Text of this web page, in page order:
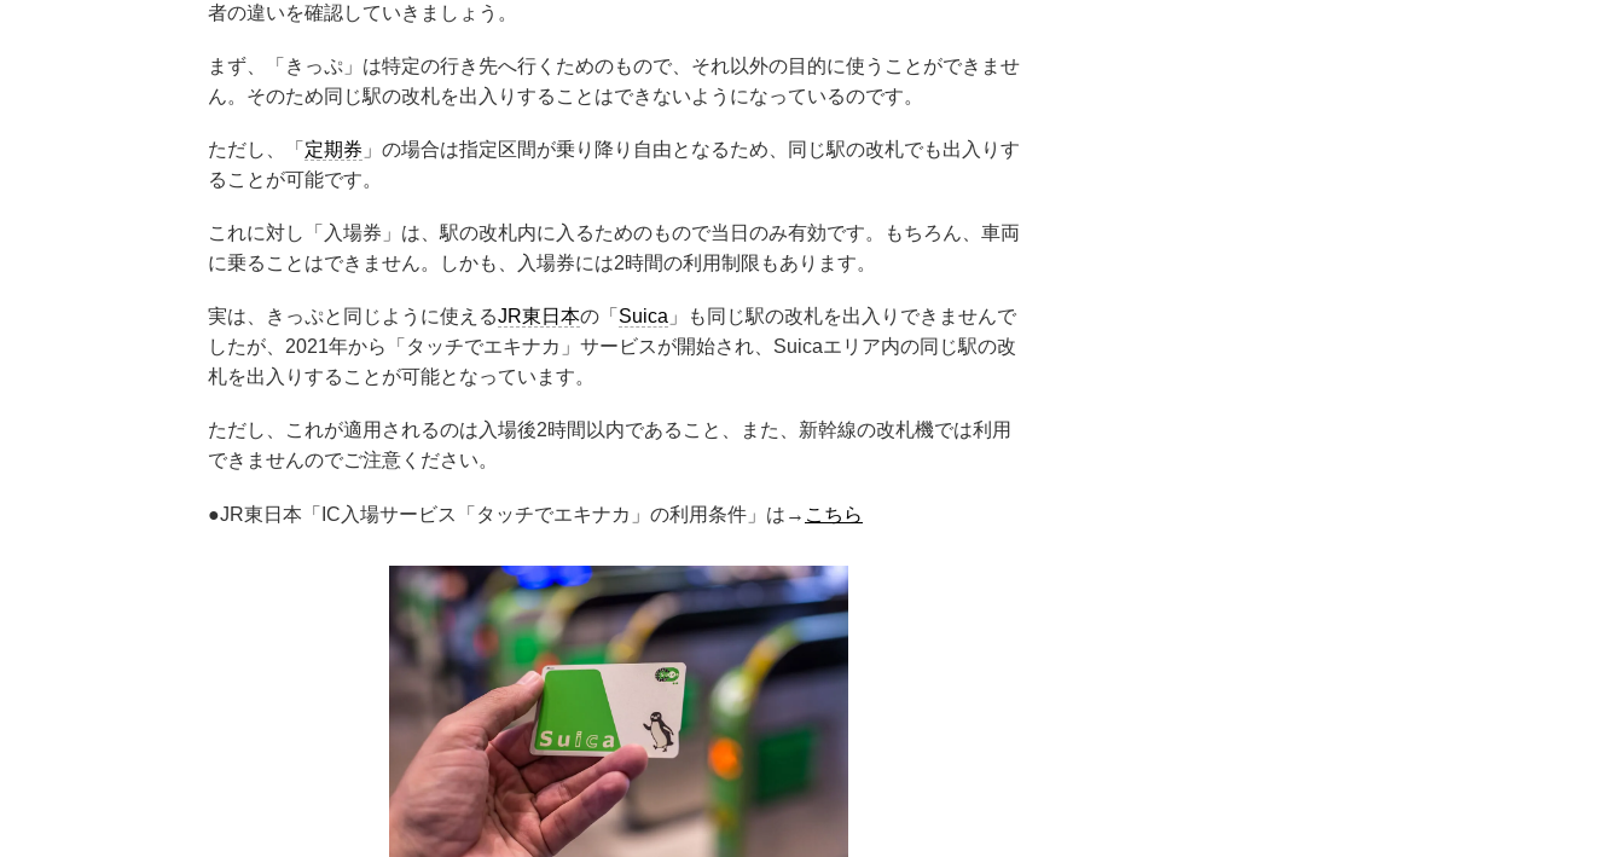
者の違いを確認していきましょう。
まず、「きっぷ」は特定の行き先へ行くためのもので、それ以外の目的に使うことができませ
ん。そのため同じ駅の改札を出入りすることはできないようになっているのです。
ただし、「 定期券 」の場合は指定区間が乗り降り自由となるため、同じ駅の改札でも出入りす
ることが可能です。
これに対し「入場券」は、駅の改札内に入るためのもので当日のみ有効です。もちろん、車両
に乗ることはできません。しかも、入場券には2時間の利用制限もあります。
実は、きっぷと同じように使えるJR東日本の「 Suica 」も同じ駅の改札を出入りできませんで
したが、2021年から「タッチでエキナカ」サービスが開始され、Suicaエリア内の同じ駅の改
札を出入りすることが可能となっています。
ただし、これが適用されるのは入場後2時間以内であること、また、新幹線の改札機では利用
できませんのでご注意ください。
●JR東日本「IC入場サービス「タッチでエキナカ」の利用条件」は→ こちら